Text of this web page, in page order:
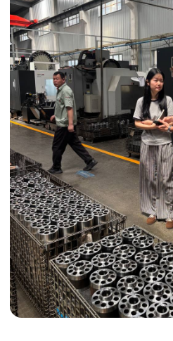
ИНДИВИДУАЛЬНЫЕ УСЛУГИ
Выгодные условия
Сертификация грузов
Консолидация грузов
Сопровождение грузов
Таможенное оформление
Страхование груза
Временное хранение
Организация производства
Проверка качества товара
Оплата и переговоры
с поставщиком
Инспекция поставщика
Товары для маркетплейсов
Получить консультацию
ВАШИ ЗАКАЗЫ